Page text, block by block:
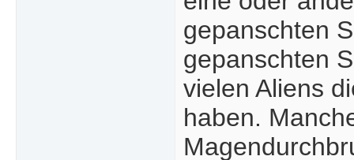
gepanschten
gepanschten
vielen Aliens
haben.